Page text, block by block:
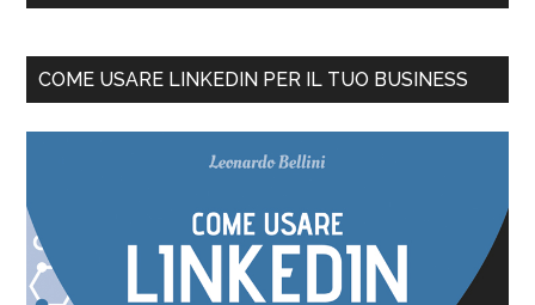
COME USARE LINKEDIN PER IL TUO BUSINESS